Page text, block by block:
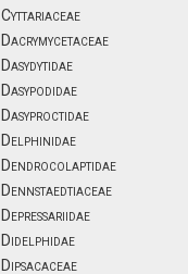
Cyttariaceae
Dacrymycetaceae
Dasydytidae
Dasypodidae
Dasyproctidae
Delphinidae
Dendrocolaptidae
Dennstaedtiaceae
Depressariidae
Didelphidae
Dipsacaceae